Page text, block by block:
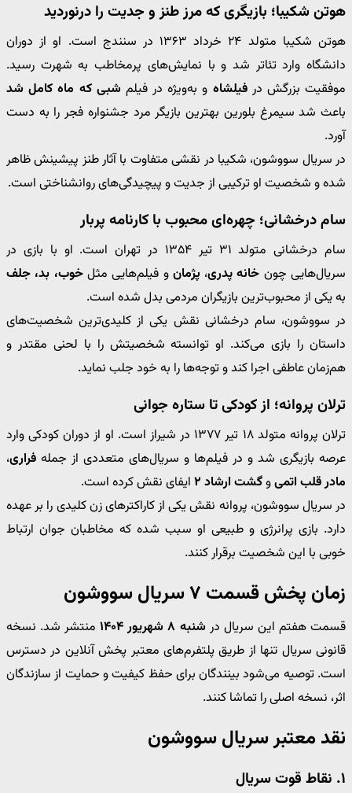
هوتن شکیبا؛ بازیگری که مرز طنز و جدیت را درنوردید
هوتن شکیبا متولد ۲۴ خرداد ۱۳۶۳ در سنندج است. او از دوران
دانشگاه وارد تئاتر شد و با نمایش‌های پرمخاطب به شهرت رسید.
موفقیت بزرگش درفیلشاه و به‌ویژه در فیلم شبی که ماه کامل شد
باعث شد سیمرغ بلورین بهترین بازیگر مرد جشنواره فجر را به دست
آورد.
در سریال سووشون، شکیبا در نقشی متفاوت با آثار طنز پیشینش ظاهر
شده و شخصیت او ترکیبی از جدیت و پیچیدگی‌های روانشناختی است.
سام درخشانی؛ چهره‌ای محبوب با کارنامه پربار
سام درخشانی متولد ۳۱ تیر ۱۳۵۴ در تهران است. او با بازی در
سریال‌هایی چون خانه پدری، پژمان و فیلم‌هایی مثلخوب، بد، جلف
به یکی از محبوب‌ترین بازیگران مردمی بدل شده است.
در سووشون، سام درخشانی نقش یکی از کلیدی‌ترین شخصیت‌های
داستان را بازی می‌کند. او توانسته شخصیتش را با لحنی مقتدر و
هم‌زمان عاطفی اجرا کند و توجه‌ها را به خود جلب نماید.
ترلان پروانه؛ از کودکی تا ستاره جوانی
ترلان پروانه متولد ۱۸ تیر ۱۳۷۷ در شیراز است. او از دوران کودکی وارد
عرصه بازیگری شد و در فیلم‌ها و سریال‌های متعددی از جمله فراری،
مادر قلب اتمیوگشت ارشاد ۲
ایفای نقش کرده است.
در سریال سووشون، پروانه نقش یکی از کاراکترهای زن کلیدی را بر عهده
دارد. بازی پرانرژی و طبیعی او سبب شده که مخاطبان جوان ارتباط
خوبی با این شخصیت برقرار کنند.
زمان پخش قسمت ۷ سریال سووشون
قسمت هفتم این سریال در شنبه ۸ شهریور ۱۴۰۴
منتشر شد. نسخه
قانونی سریال تنها از طریق پلتفرم‌های معتبر پخش آنلاین در دسترس
است. توصیه می‌شود بینندگان برای حفظ کیفیت و حمایت از سازندگان
اثر، نسخه اصلی را تماشا کنند.
نقد معتبر سریال سووشون
۱. نقاط قوت سریال